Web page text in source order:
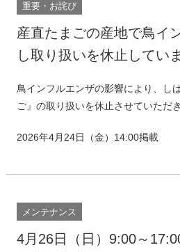
重要・お詫び
産直たまごの産地で鳥イ
し取り扱いを休止してい
鳥インフルエンザの影響により、し
ご』の取り扱いを休止させていただき
2026年4月24日（金）14:00掲載
メンテナンス
4月26日（日）9:00～